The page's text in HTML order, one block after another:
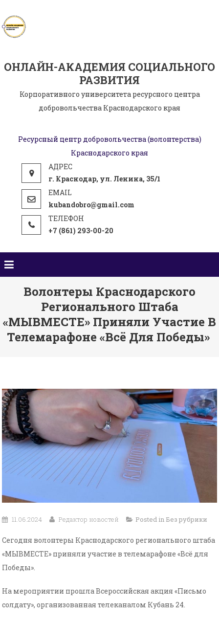
to
content
ОНЛАЙН-АКАДЕМИЯ СОЦИАЛЬНОГО
РАЗВИТИЯ
Корпоративного университета ресурсного центра
добровольчества Краснодарского края
Ресурсный центр добровольчества (волонтерства)
Краснодарского края
г. Краснодар, ул. Ленина, 35/1
kubandobro@gmail.com
+7 (861) 293-00-20
Волонтеры Краснодарского
Регионального Штаба
«МЫВМЕСТЕ» Приняли Участие В
Телемарафоне «Всё Для Победы»
11.06.2024 Редактор новостей Posted in Без рубрики
Сегодня волонтеры Краснодарского регионального штаба
«МЫВМЕСТЕ» приняли участие в телемарафоне «Всё для
Победы».
На мероприятии прошла Всероссийская акция «Письмо
солдату», организованная телеканалом Кубань 24.